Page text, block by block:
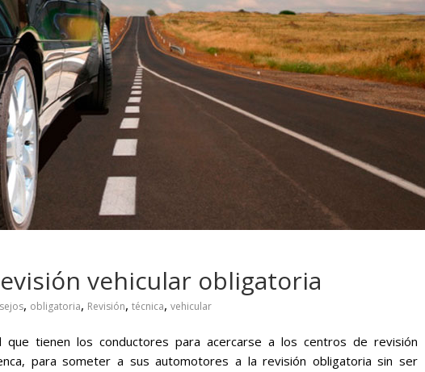
vehicular obligatoria
, obligatoria, Revisión, técnica, vehicular
que tienen los conductores para acercarse a los centros de revisión
para someter a sus automotores a la revisión obligatoria sin ser
puede pasar con tu
si permanece
días sin usar?
Campaña busca cambiar
destino de los
en la región